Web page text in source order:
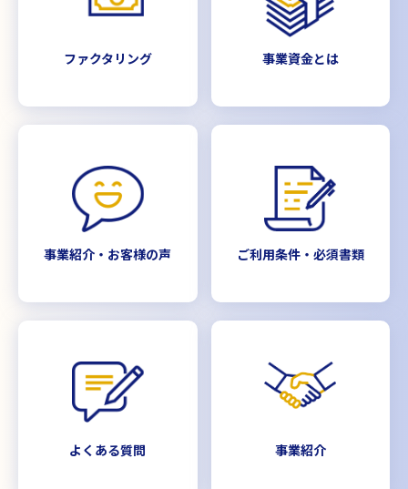
ファクタリング 事業資金とは
事業紹介・お客様の声 ご利用条件・必須書類
よくある質問 事業紹介